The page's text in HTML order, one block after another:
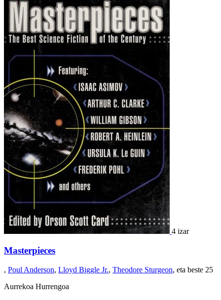
4 izar
Masterpieces
, Poul Anderson, Lloyd Biggle Jr., Theodore Sturgeon, eta beste 25
Aurrekoa Hurrengoa